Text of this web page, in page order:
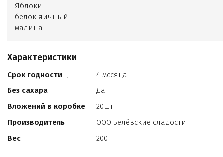
Яблоки
белок яичный
малина
Характеристики
Срок годности
4 месяца
Без сахара
Да
Вложений в коробке
20шт
Производитель
ООО Белёвские сладости
Вес
200 г